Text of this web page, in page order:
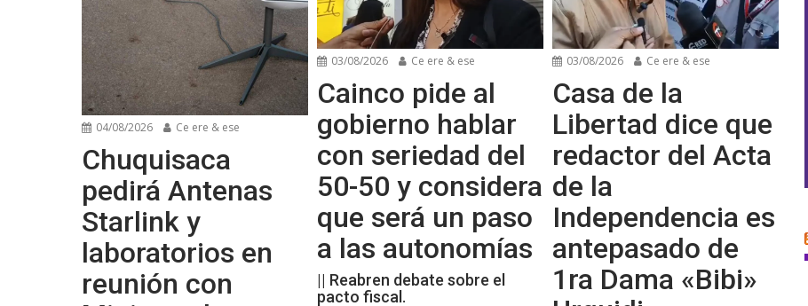
04/08/2026 Ce ere & ese
Chuquisaca
pedirá Antenas
Starlink y
laboratorios en
reunión con
03/08/2026 Ce ere & ese
Cainco pide al
gobierno hablar
con seriedad del
50-50 y considera
que será un paso
a las autonomías
|| Reabren debate sobre el
pacto fiscal.
03/08/2026 Ce ere & ese
Casa de la
Libertad dice que
redactor del Acta
de la
Independencia es
antepasado de
1ra Dama «Bibi»